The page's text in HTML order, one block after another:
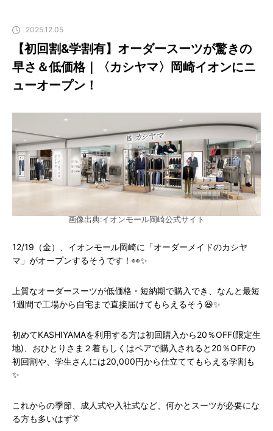
2025.12.05
【初回割&学割有】オーダースーツが驚きの
早さ＆低価格｜〈カシヤマ〉岡崎イオンにニ
ューオープン！
画像出典:イオンモール岡崎公式サイト
12/19（金）、イオンモール岡崎に「オーダーメイドのカシヤ
マ」がオープンするそうです！👀✨
上質なオーダースーツが低価格・短納期で購入でき、なんと最短
1週間で工場から自宅まで直接届けてもらえるそう😆✨
初めてKASHIYAMAを利用する方は初回購入から20％OFF(限定生
地)、おひとりさま２着もしくはペアで購入されると20％OFFの
初回割や、学生さんには20,000円から仕立ててもらえる学割も
✨
これからの季節、成人式や入社式など、何かとスーツが必要にな
る方も多いはず👔